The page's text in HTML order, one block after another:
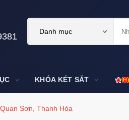
Danh mục
KHÓA KÉT SẮT
Sơn, Thanh Hóa